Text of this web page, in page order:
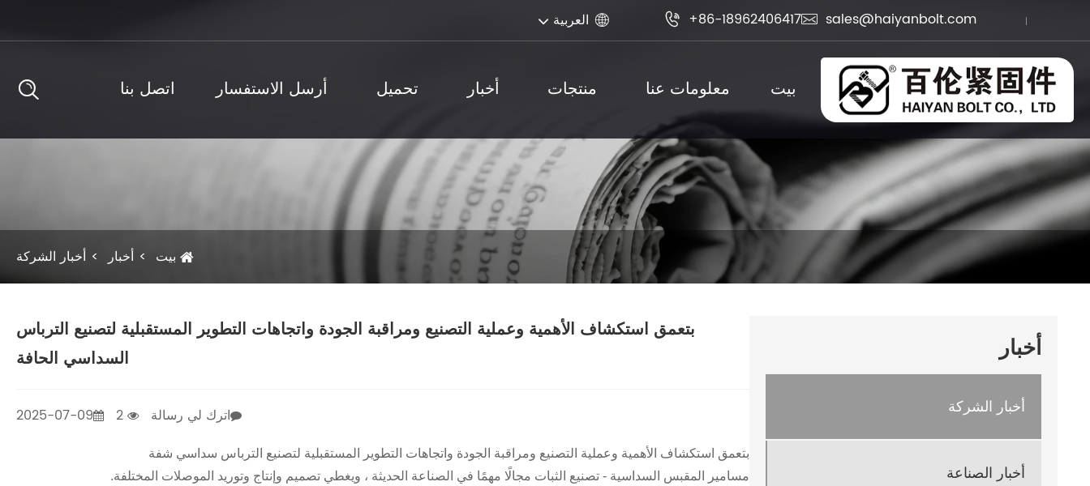
 sales@haiyanbolt.com
 +86-18962406417
 العربية
بيت معلومات عنا منتجات أخبار تحميل أرسل الاستفسار اتصل بنا
بيت أخبار أخبار الشركة
أخبار
أخبار الشركة
أخبار الصناعة
بتعمق استكشاف الأهمية وعملية التصنيع ومراقبة الجودة واتجاهات التطوير المستقبلية لتصنيع الترباس
السداسي الحافة
2025-07-09 اترك لي رسالة
بتعمق استكشاف الأهمية وعملية التصنيع ومراقبة الجودة واتجاهات التطوير المستقبلية لتصنيع الترباس سداسي شفة
مسامير المقبس السداسية - تصنيع الثبات مجالًا مهمًا في الصناعة الحديثة ، ويغطي تصميم وإنتاج وتوريد الموصلات المختلفة.